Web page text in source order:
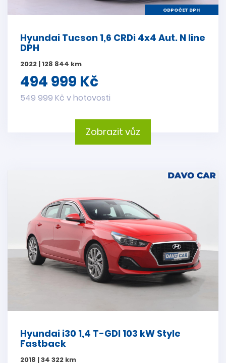
ODPOČET DPH
Hyundai Tucson 1,6 CRDi 4x4 Aut. N line
DPH
2022 | 128 844 km
494 999 Kč
549 999 Kč v hotovosti
Zobrazit vůz
Hyundai i30 1,4 T-GDI 103 kW Style
Fastback
2018 | 34 322 km